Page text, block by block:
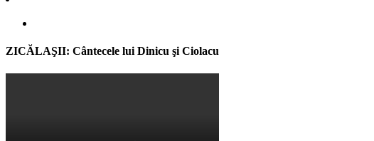
ZICĂLAŞII: Cântecele lui Dinicu şi Ciolacu